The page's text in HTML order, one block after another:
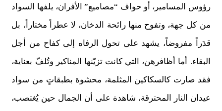
رؤوس المسامير، أو حواف “مصاميع” الأفران، يلفها السواد
من كل جهة، وتفوح منها رائحة الدخان، لا عطراً مختاراً، بل
قدَراً مفروضاً، يشهد على تحول الرفاه إلى كفاح من أجل
البقاء. أما أظافرهن، التي كانت تزيّنها المناكير وتُلفّ بعناية،
فقد صارت كالسكاكين المثلمة، محشوة بطبقاتٍ من سواد
عيدان النار المحترقة، شاهدة على أن الجمال حين يُغتصب،